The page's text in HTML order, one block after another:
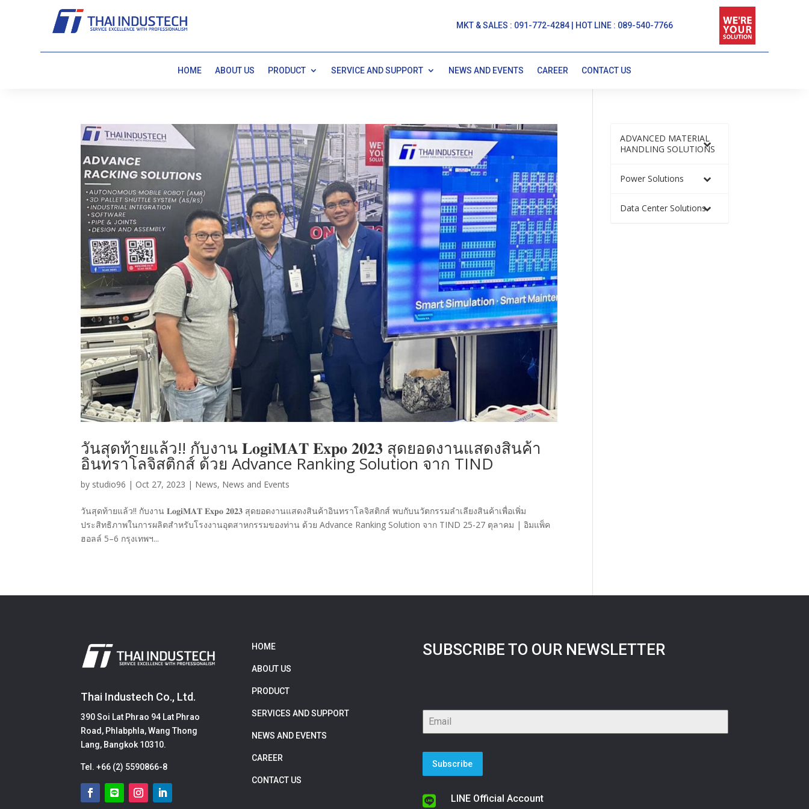
MKT & SALES : 091-772-4284 | HOT LINE : 089-540-7766
HOME ABOUT US PRODUCT SERVICE AND SUPPORT NEWS AND EVENTS CAREER CONTACT US
วันสุดท้ายแล้ว!! กับงาน 𝐋𝐨𝐠𝐢𝐌𝐀𝐓 𝐄𝐱𝐩𝐨 𝟐𝟎𝟐𝟑 สุดยอดงานแสดงสินค้า
อินทราโลจิสติกส์ ด้วย Advance Ranking Solution จาก TIND
by studio96 | Oct 27, 2023 | News, News and Events
วันสุดท้ายแล้ว!! กับงาน 𝐋𝐨𝐠𝐢𝐌𝐀𝐓 𝐄𝐱𝐩𝐨 𝟐𝟎𝟐𝟑 สุดยอดงานแสดงสินค้าอินทราโลจิสติกส์ พบกับนวัตกรรมลำเลียงสินค้าเพื่อเพิ่ม
ประสิทธิภาพในการผลิตสำหรับโรงงานอุตสาหกรรมของท่าน ด้วย Advance Ranking Solution จาก TIND 25-27 ตุลาคม | อิมแพ็ค
ฮอลล์ 5–6 กรุงเทพฯ...
ADVANCED MATERIAL
HANDLING SOLUTIONS
Power Solutions
Data Center Solutions
Thai Industech Co., Ltd.
390 Soi Lat Phrao 94 Lat Phrao
Road, Phlabphla, Wang Thong
Lang, Bangkok 10310.
Tel.+66 (2) 5590866-8
HOME
ABOUT US
PRODUCT
SERVICES AND SUPPORT
NEWS AND EVENTS
CAREER
CONTACT US
SUBSCRIBE TO OUR NEWSLETTER
Subscribe
 LINE Official Account